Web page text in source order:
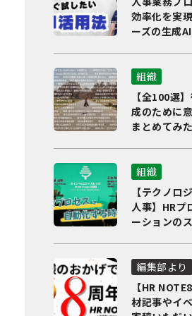
効率化を実
ーズの生成
組織
【全100選
成のために
まとめてみた
組織
【テクノロ
人事】HRプ
ーションの
編集部より
【HR
材記事やイ